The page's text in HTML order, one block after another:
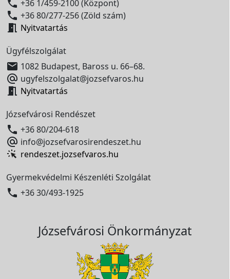
 +36 1/459-2100 (Központ)
 +36 80/277-256 (Zöld szám)
 Nyitvatartás
Ügyfélszolgálat
 1082 Budapest, Baross u. 66–68.
 ugyfelszolgalat@jozsefvaros.hu
 Nyitvatartás
Józsefvárosi Rendészet
 +36 80/204-618
 info@jozsefvarosirendeszet.hu
rendeszet.jozsefvaros.hu
Gyermekvédelmi Készenléti Szolgálat
 +36 30/493-1925
Józsefvárosi Önkormányzat